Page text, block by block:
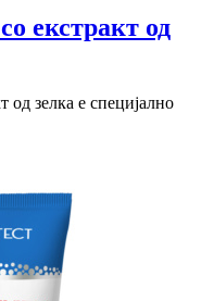
екстракт од
од зелка е специјално